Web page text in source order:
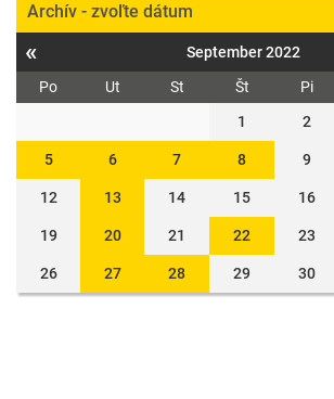
Archív - zvoľte dátum
« September 2022
Po Ut St Št Pi
1
2
5 6 7 8 9
12 13 14 15 16
19 20 21 22 23
26 27 28 29 30